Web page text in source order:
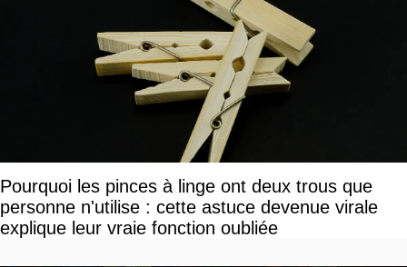
Pourquoi les pinces à linge ont deux trous que
personne n'utilise : cette astuce devenue virale
explique leur vraie fonction oubliée